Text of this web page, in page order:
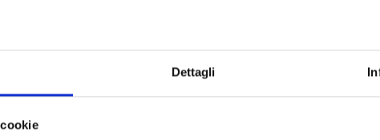
Dettagli
d’Italia provinciale di Lucca
Luciani, dell’Associazione Nazionale Veterani e
Garibaldini sez. di Lucca, coordina i lavori e presenta
di Tito Strocchi” di Enrico del Carlo, 1882.